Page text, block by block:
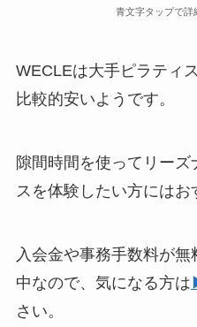
青文字タップで詳
WECLEは大手ピラティ
比較的安いようです。
隙間時間を使ってリー
スを体験したい方にはお
入会金や事務手数料が
中なので、気になる方は
さい。